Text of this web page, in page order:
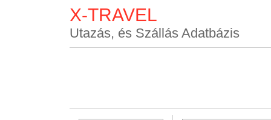
X-TRAVEL
Utazás, és Szállás Adatbázis